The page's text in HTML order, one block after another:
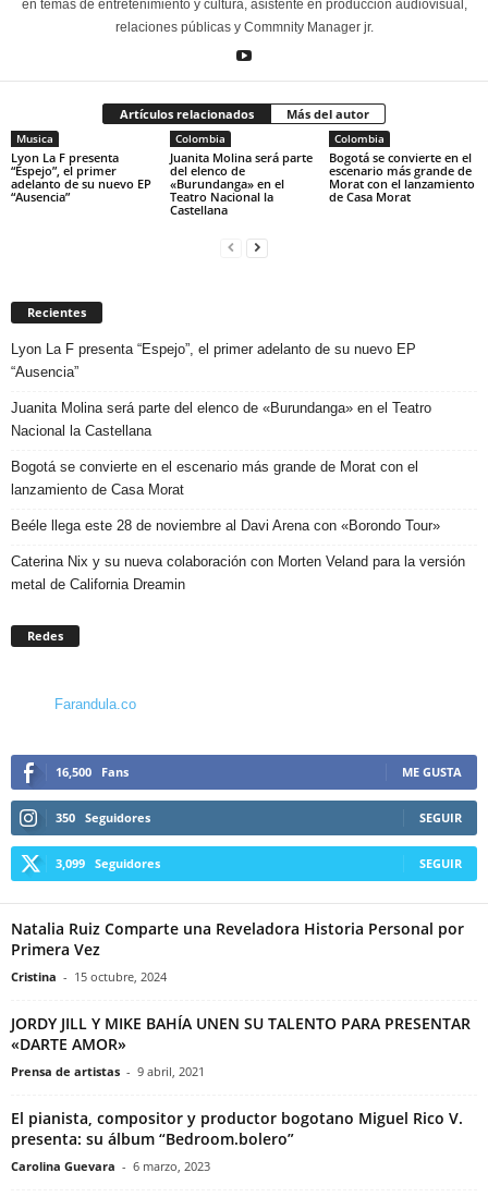
en temas de entretenimiento y cultura, asistente en producción audiovisual,
relaciones públicas y Commnity Manager jr.
Artículos relacionados Más del autor
Musica
Lyon La F presenta
“Espejo”, el primer
adelanto de su nuevo EP
“Ausencia”
Colombia
Juanita Molina será parte
del elenco de
«Burundanga» en el
Teatro Nacional la
Castellana
Colombia
Bogotá se convierte en el
escenario más grande de
Morat con el lanzamiento
de Casa Morat
Recientes
Lyon La F presenta “Espejo”, el primer adelanto de su nuevo EP
“Ausencia”
Juanita Molina será parte del elenco de «Burundanga» en el Teatro
Nacional la Castellana
Bogotá se convierte en el escenario más grande de Morat con el
lanzamiento de Casa Morat
Beéle llega este 28 de noviembre al Davi Arena con «Borondo Tour»
Caterina Nix y su nueva colaboración con Morten Veland para la versión
metal de California Dreamin
Redes
Farandula.co
16,500 Fans ME GUSTA
350 Seguidores SEGUIR
3,099 Seguidores SEGUIR
Natalia Ruiz Comparte una Reveladora Historia Personal por
Primera Vez
Cristina - 15 octubre, 2024
JORDY JILL Y MIKE BAHÍA UNEN SU TALENTO PARA PRESENTAR
«DARTE AMOR»
Prensa de artistas - 9 abril, 2021
El pianista, compositor y productor bogotano Miguel Rico V.
presenta: su álbum “Bedroom.bolero”
Carolina Guevara - 6 marzo, 2023